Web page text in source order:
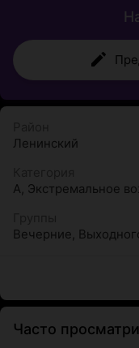
Ленинский
А, Экстремальное
Вечерние,
Часто